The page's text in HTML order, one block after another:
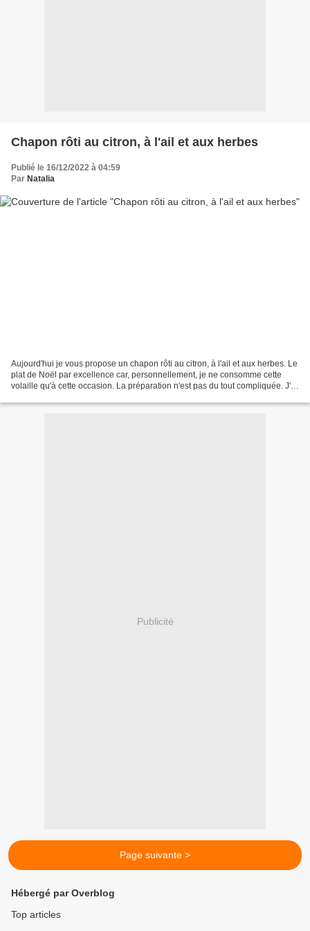
Chapon rôti au citron, à l'ail et aux herbes
Publié le 16/12/2022 à 04:59
Par Natalia
Aujourd'hui je vous propose un chapon rôti au citron, à l'ail et aux herbes. Le
plat de Noël par excellence car, personnellement, je ne consomme cette
volaille qu'à cette occasion. La préparation n'est pas du tout compliquée. J'ai
Publicité
Page suivante >
Hébergé par Overblog
Top articles